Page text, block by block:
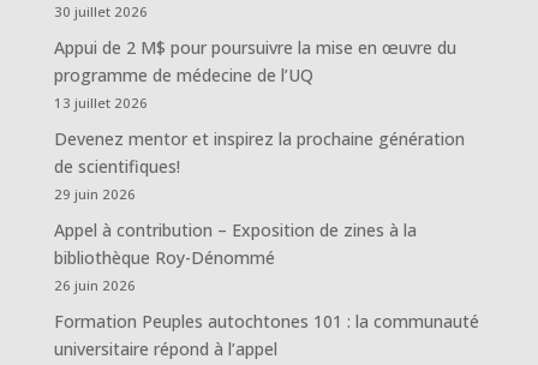
30 juillet 2026
Appui de 2 M$ pour poursuivre la mise en œuvre du
programme de médecine de l’UQ
13 juillet 2026
Devenez mentor et inspirez la prochaine génération
de scientifiques!
29 juin 2026
Appel à contribution – Exposition de zines à la
bibliothèque Roy-Dénommé
26 juin 2026
Formation Peuples autochtones 101 : la communauté
universitaire répond à l’appel